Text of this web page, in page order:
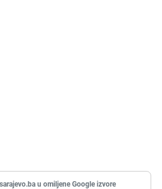
u omiljene Google izvore